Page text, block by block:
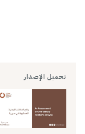
تحميل الإصدار